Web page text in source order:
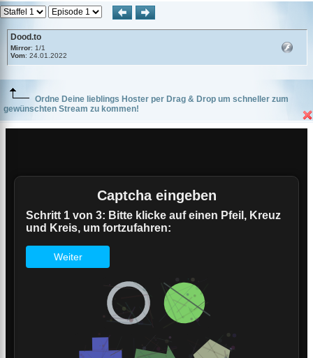
Dood.to
Mirror: 1/1
Vom: 24.01.2022
Ordne Deine lieblings Hoster per Drag & Drop um schneller zum
gewünschten Stream zu kommen!